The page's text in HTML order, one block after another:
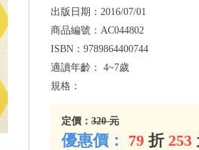
出版日期： 2016/07/01
商品編號： AC044802
ISBN： 9789864400744
適讀年齡： 4~7歲
規格：
定價： 320 元
優惠價： 79 折 253